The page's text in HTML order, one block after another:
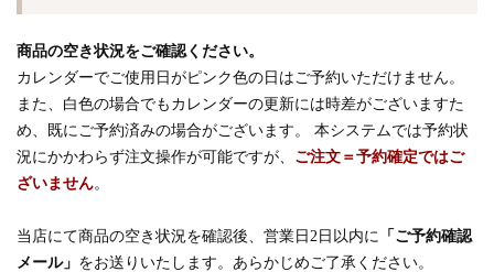
商品の空き状況をご確認ください。
カレンダーでご使用日がピンク色の日はご予約いただけません。
また、白色の場合でもカレンダーの更新には時差がございますた
め、既にご予約済みの場合がございます。 本システムでは予約状
況にかかわらず注文操作が可能ですが、 ご注文＝予約確定ではご
ざいません。
当店にて商品の空き状況を確認後、営業日2日以内に
「ご予約確認
メール」 をお送りいたします。あらかじめご了承ください。